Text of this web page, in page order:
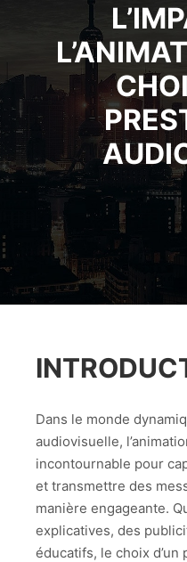
Dans le monde
audiovisuelle,
incontournable pour
et transmettre des
manière engageante.
explicatives, des
éducatifs, le choix